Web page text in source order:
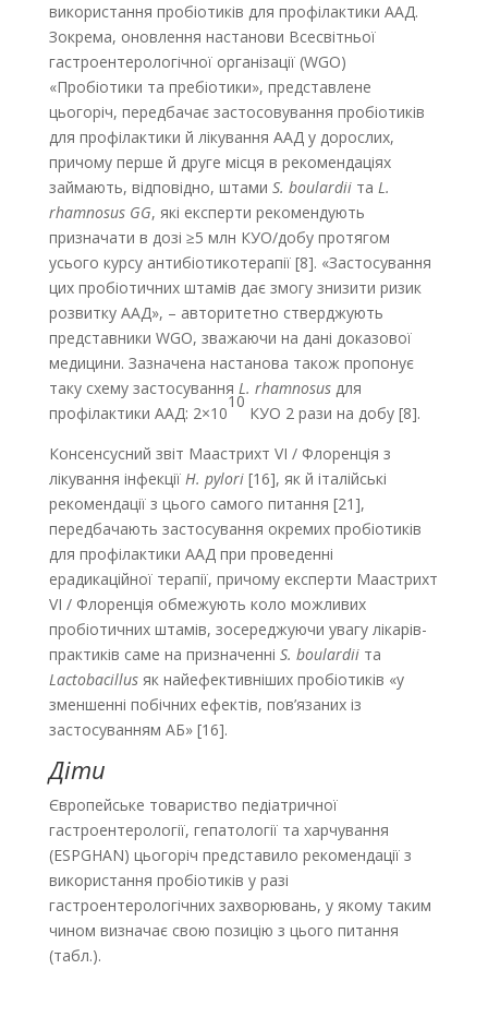
використання пробіотиків для профілактики ААД.
Зокрема, оновлення настанови Всесвітньої
гастроентерологічної організації (WGO)
«Пробіотики та пребіотики», представлене
цьогоріч, передбачає застосовування пробіотиків
для профілактики й лікування ААД у дорослих,
причому перше й друге місця в рекомендаціях
займають, відповідно, штами S. boulardiiта L.
rhamnosus GG, які експерти рекомендують
призначати в дозі ≥5 млн КУО/добу протягом
усього курсу антибіотикотерапії [8]. «Застосування
цих пробіотичних штамів дає змогу знизити ризик
розвитку ААД», – авторитетно стверджують
представники WGO, зважаючи на дані доказової
медицини. Зазначена настанова також пропонує
таку схему застосування L. rhamnosusдля
профілактики ААД: 2×10
10
КУО 2 рази на добу [8].
Консенсусний звіт Маастрихт VI / Флоренція з
лікування інфекціїH. pylori[16], як й італійські
рекомендації з цього самого питання [21],
передбачають застосування окремих пробіотиків
для профілактики ААД при проведенні
ерадикаційної терапії, причому експерти Маастрихт
VI / Флоренція обмежують коло можливих
пробіотичних штамів, зосереджуючи увагу лікарів-
практиків саме на призначенні S. boulardiiта
Lactobacillusяк найефективніших пробіотиків «у
зменшенні побічних ефектів, пов’язаних із
застосуванням АБ» [16].
Діти
Європейське товариство педіатричної
гастроентерології, гепатології та харчування
(ESPGHAN) цьогоріч представило рекомендації з
використання пробіотиків у разі
гастроентерологічних захворювань, у якому таким
чином визначає свою позицію з цього питання
(табл.).